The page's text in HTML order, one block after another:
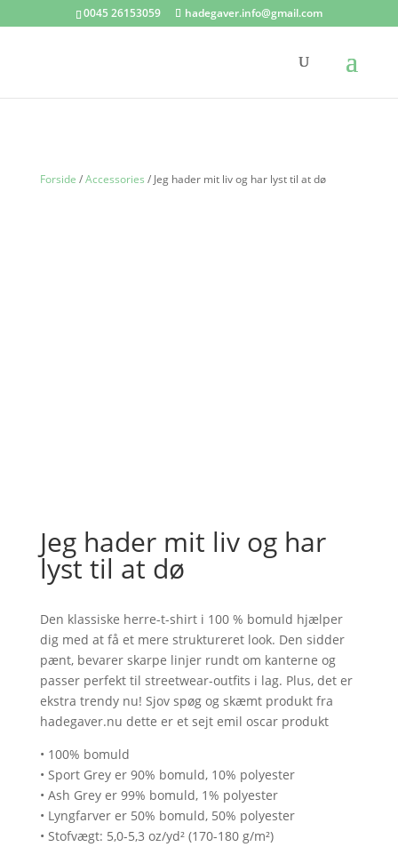
0045 26153059 hadegaver.info@gmail.com
Forside /Accessories / Jeg hader mit liv og har lyst til at dø
Jeg hader mit liv og har
lyst til at dø
Den klassiske herre-t-shirt i 100 % bomuld hjælper
dig med at få et mere struktureret look. Den sidder
pænt, bevarer skarpe linjer rundt om kanterne og
passer perfekt til streetwear-outfits i lag. Plus, det er
ekstra trendy nu! Sjov spøg og skæmt produkt fra
hadegaver.nu dette er et sejt emil oscar produkt
• 100% bomuld
• Sport Grey er 90% bomuld, 10% polyester
• Ash Grey er 99% bomuld, 1% polyester
• Lyngfarver er 50% bomuld, 50% polyester
• Stofvægt: 5,0-5,3 oz/yd² (170-180 g/m²)